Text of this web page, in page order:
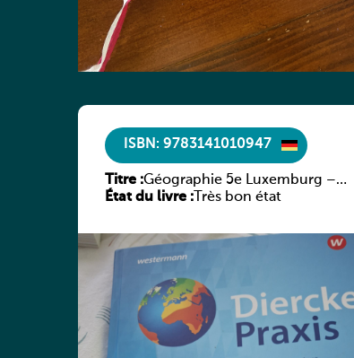
ISBN: 9783141010947
Titre :Géographie 5e Luxemburg –
Diercke Praxis
État du livre : Très bon état